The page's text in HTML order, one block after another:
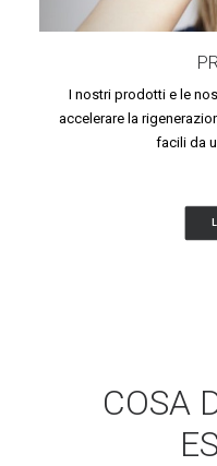
I nostri prodotti e le
accelerare la
facili da
COSA